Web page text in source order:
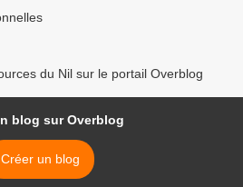
du Nil sur le portail Overblog
blog sur Overblog
Créer un blog